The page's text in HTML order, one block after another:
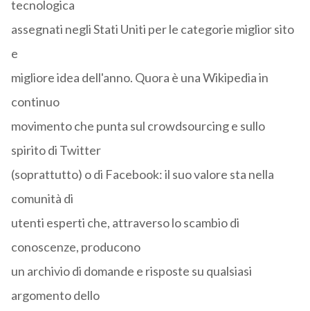
tecnologica
assegnati negli Stati Uniti per le categorie miglior sito
e
migliore idea dell'anno. Quora è una Wikipedia in
continuo
movimento che punta sul crowdsourcing e sullo
spirito di Twitter
(soprattutto) o di Facebook: il suo valore sta nella
comunità di
utenti esperti che, attraverso lo scambio di
conoscenze, producono
un archivio di domande e risposte su qualsiasi
argomento dello